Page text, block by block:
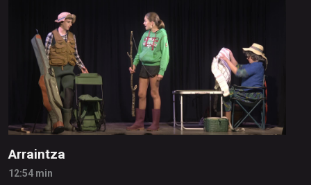
Arraintza
12:54 min